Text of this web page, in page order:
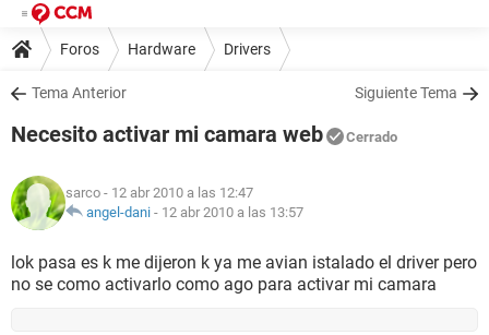
Foros Hardware Drivers
Tema Anterior Siguiente Tema
Necesito activar mi camara web Cerrado
sarco - 12 abr 2010 a las 12:47
angel-dani - 12 abr 2010 a las 13:57
lok pasa es k me dijeron k ya me avian istalado el driver pero
no se como activarlo como ago para activar mi camara